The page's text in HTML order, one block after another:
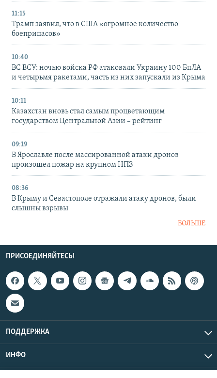
11:15
Трамп заявил, что в США «огромное количество
боеприпасов»
10:40
ВС ВСУ: ночью войска РФ атаковали Украину 100 БпЛА
и четырьмя ракетами, часть из них запускали из Крыма
10:11
Казахстан вновь стал самым процветающим
государством Центральной Азии – рейтинг
09:19
В Ярославле после массированной атаки дронов
произошел пожар на крупном НПЗ
08:36
В Крыму и Севастополе отражали атаку дронов, были
слышны взрывы
БОЛЬШЕ
ПРИСОЕДИНЯЙТЕСЬ!
ПОДДЕРЖКА
ИНФО